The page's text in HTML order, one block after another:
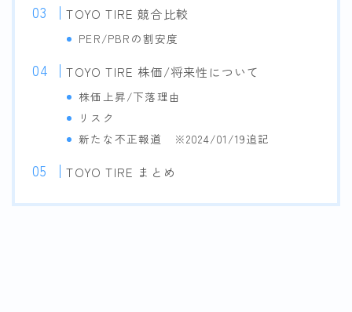
TOYO TIRE 競合比較
PER/PBRの割安度
TOYO TIRE 株価/将来性について
株価上昇/下落理由
リスク
新たな不正報道 ※2024/01/19追記
TOYO TIRE まとめ